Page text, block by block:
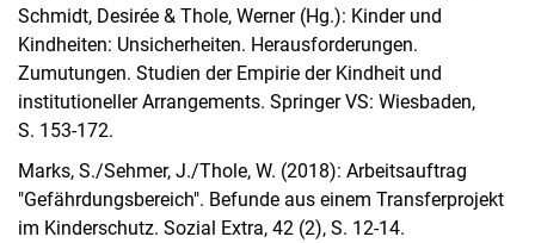
Schmidt, Desirée & Thole, Werner (Hg.): Kinder und
Kindheiten: Unsicherheiten. Herausforderungen.
Zumutungen. Studien der Empirie der Kindheit und
institutioneller Arrangements. Springer VS: Wiesbaden,
S. 153-172.
Marks, S./Sehmer, J./Thole, W. (2018): Arbeitsauftrag
"Gefährdungsbereich". Befunde aus einem Transferprojekt
im Kinderschutz. Sozial Extra, 42 (2), S. 12-14.